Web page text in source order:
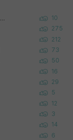
Korea University 수학, 컴퓨터과학 이학사, UC Berkeley 산업공학 대학원 공학박사가 되는 것은 쉽지 않겠죠? 10
275
212
73
50
16
29
5
12
3
14
6